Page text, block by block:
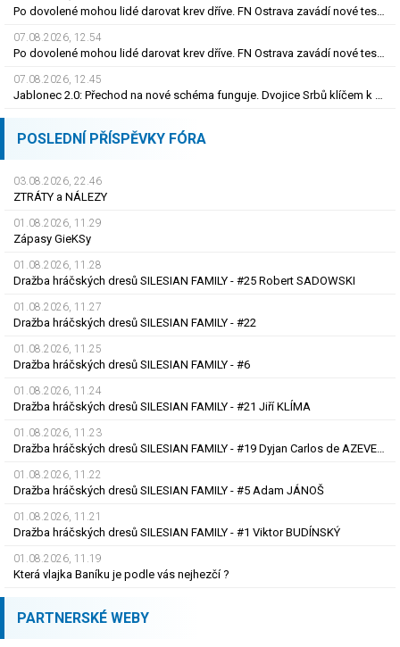
Po dovolené mohou lidé darovat krev dříve. FN Ostrava zavádí nové testování
07.08.2026, 12.54
Po dovolené mohou lidé darovat krev dříve. FN Ostrava zavádí nové testování
07.08.2026, 12.45
Jablonec 2.0: Přechod na nové schéma funguje. Dvojice Srbů klíčem k modernímu stylu
POSLEDNÍ PŘÍSPĚVKY FÓRA
03.08.2026, 22.46
ZTRÁTY a NÁLEZY
01.08.2026, 11.29
Zápasy GieKSy
01.08.2026, 11.28
Dražba hráčských dresů SILESIAN FAMILY - #25 Robert SADOWSKI
01.08.2026, 11.27
Dražba hráčských dresů SILESIAN FAMILY - #22
01.08.2026, 11.25
Dražba hráčských dresů SILESIAN FAMILY - #6
01.08.2026, 11.24
Dražba hráčských dresů SILESIAN FAMILY - #21 Jiří KLÍMA
01.08.2026, 11.23
Dražba hráčských dresů SILESIAN FAMILY - #19 Dyjan Carlos de AZEVEDO
01.08.2026, 11.22
Dražba hráčských dresů SILESIAN FAMILY - #5 Adam JÁNOŠ
01.08.2026, 11.21
Dražba hráčských dresů SILESIAN FAMILY - #1 Viktor BUDÍNSKÝ
01.08.2026, 11.19
Která vlajka Baníku je podle vás nejhezčí ?
PARTNERSKÉ WEBY